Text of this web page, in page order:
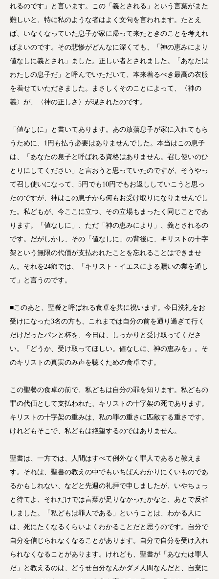
れるのです」と言います。この「義とされる」という言葉がまた
難しいと、特に私のような者はよく文句を言われます。たとえ
ば、いなくなっていた息子が家に帰って来たときのことを考えれ
ばよいのです。その悲惨がどんなに深くても、「神の恵みにより
値なしに義とされ」ました。正しい者とされました。「あなたは
わたしの息子だ」と呼んでいただいて、本来着るべき最高の衣服
を着せていただきました。まさしくそのことによって、〈神の
義〉が、〈神の正しさ〉が現されたのです。
「値なしに」と書いてあります。あの放蕩息子が家に入れてもら
うために、1円も払う必要はありませんでした。本当はこの息子
は、「あなたの息子と呼ばれる資格はありません。召し使いのひ
とりにしてください」と言おうと思っていたのですが、そうやっ
て召し使いになって、5円でも10円でもお返ししていこうと思っ
たのですが、神はこの息子から何もお受け取りになりませんでし
た。私どもが、今ここに立つ、その立場もまったく同じことであ
ります。「値なしに」、ただ「神の恵みにより」、義とされるの
です。だがしかし、その「値なしに」の背後に、キリストの十字
架という無限の代価が支払われたことを忘れることはできませ
ん。それを24節では、「キリスト・イエスによる贖いの業を通し
て」と言うのです。
■このあと、聖餐と呼ばれる食卓を共に祝います。今日洗礼をお
受けになった3名の方も、これまでは自分の前を通り過ぎて行く
だけだったパンと杯を、今日は、しっかりと受け取ってくださ
い。「どうか、受け取ってほしい。値なしに、神の恵みを」。そ
のキリストの真実のみ声を聴くための食卓です。
この聖餐の食卓の前で、私どもは自分の罪を知ります。私どもの
罪の代価として支払われた、キリストの十字架の死であります。
キリストの十字架の重みは、私の罪の重さに匹敵する重さです。
けれどもそこで、私どもは絶望するのではありません。
聖書は、一方では、人間はすべて例外なく罪人であると教えま
す。それは、聖書の教えの中でもいちばんわかりにくいものであ
るかもしれない、などと先週の礼拝で申しましたが、いやちょっ
と待てよ、それだけでは言葉が足りなかったかなと、あとで反省
しました。「私どもは罪人である」ということは、わかる人に
は、死にたくなるくらいよくわかることだと思うのです。自分で
自分を信じられなくなることがあります。自分で自分を受け入れ
られなくなることがあります。けれども、聖書が「あなたは罪人
だ」と教えるのは、どうせ自分なんかダメ人間なんだと、自棄に